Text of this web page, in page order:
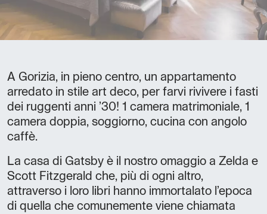
A Gorizia, in pieno centro, un appartamento
arredato in stile art deco, per farvi rivivere i fasti
dei ruggenti anni ’30! 1 camera matrimoniale, 1
camera doppia, soggiorno, cucina con angolo
caffè.
La casa di Gatsby è il nostro omaggio a Zelda e
Scott Fitzgerald che, più di ogni altro,
attraverso i loro libri hanno immortalato l’epoca
di quella che comunemente viene chiamata